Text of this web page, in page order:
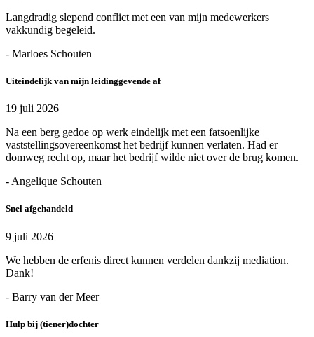
Langdradig slepend conflict met een van mijn medewerkers
vakkundig begeleid.
- Marloes Schouten
Uiteindelijk van mijn leidinggevende af
19 juli 2026
Na een berg gedoe op werk eindelijk met een fatsoenlijke
vaststellingsovereenkomst het bedrijf kunnen verlaten. Had er
domweg recht op, maar het bedrijf wilde niet over de brug komen.
- Angelique Schouten
Snel afgehandeld
9 juli 2026
We hebben de erfenis direct kunnen verdelen dankzij mediation.
Dank!
- Barry van der Meer
Hulp bij (tiener)dochter